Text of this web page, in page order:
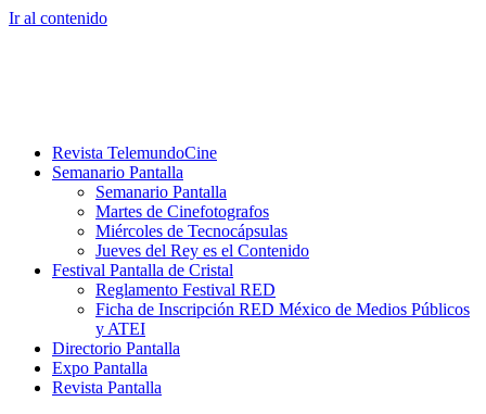
Ir al contenido
Revista TelemundoCine
Semanario Pantalla
Semanario Pantalla
Martes de Cinefotografos
Miércoles de Tecnocápsulas
Jueves del Rey es el Contenido
Festival Pantalla de Cristal
Reglamento Festival RED
Ficha de Inscripción RED México de Medios Públicos
y ATEI
Directorio Pantalla
Expo Pantalla
Revista Pantalla